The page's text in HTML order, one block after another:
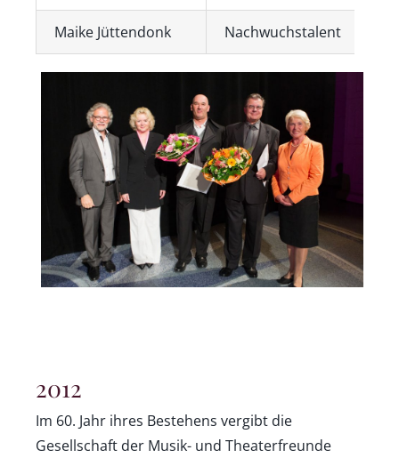
Maike Jüttendonk Nachwuchstalent
2012
Im 60. Jahr ihres Bestehens vergibt die
Gesellschaft der Musik- und Theaterfreunde